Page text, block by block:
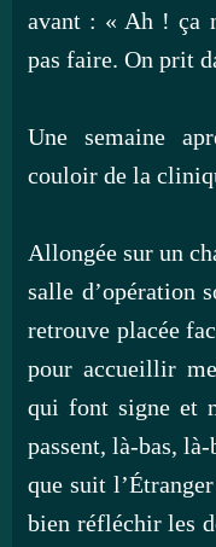
avant : « Ah ! ça
pas faire. On prit
Une semaine
couloir de la
Allongée sur un
salle d’opération
retrouve placée
pour accueillir
qui font signe et
passent, là-bas,
que suit
bien réfléchir les